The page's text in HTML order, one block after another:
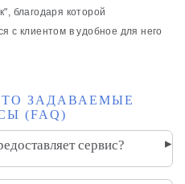
благодаря которой
с клиентом в удобное для него
ЗАДАВАЕМЫЕ
(FAQ)
сервис? ▸